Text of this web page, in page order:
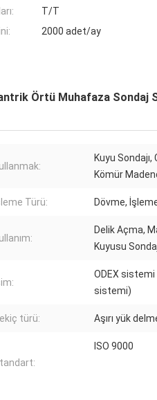
T/T
2000 adet/ay
Örtü Muhafaza Sondaj
Kuyu
Kömür
Türü: Dövme,
Delik Açma,
Kuyusu
ODEX sistemi
sistemi)
türü: Aşırı yük
ISO 9000